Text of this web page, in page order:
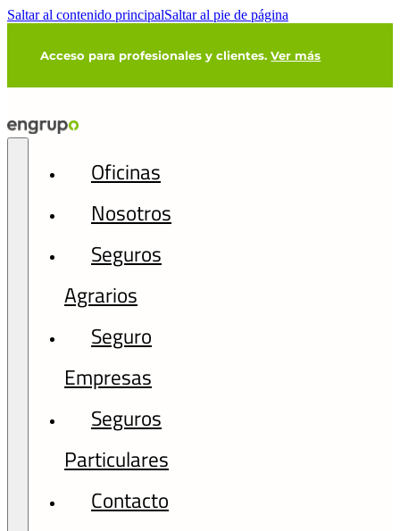
Saltar al contenido principalSaltar al pie de página
Acceso para profesionales y clientes.Ver más
Oficinas
Nosotros
Seguros
Agrarios
Seguro
Empresas
Seguros
Particulares
Contacto